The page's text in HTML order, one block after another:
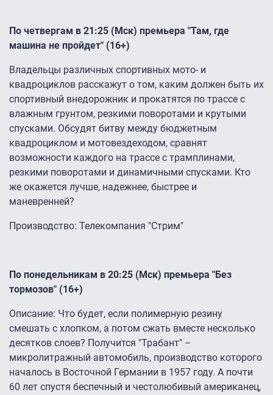
По четвергам в 21:25 (Мск) премьера "Там, где
машина не пройдет" (16+)
Владельцы различных спортивных мото- и
квадроциклов расскажут о том, каким должен быть их
спортивный внедорожник и прокатятся по трассе с
влажным грунтом, резкими поворотами и крутыми
спусками. Обсудят битву между бюджетным
квадроциклом и мотовездеходом, сравнят
возможности каждого на трассе с трамплинами,
резкими поворотами и динамичными спусками. Кто
же окажется лучше, надежнее, быстрее и
маневренней?
Производство: Телекомпания "Стрим"
По понедельникам в 20:25 (Мск) премьера "Без
тормозов" (16+)
Описание: Что будет, если полимерную резину
смешать с хлопком, а потом сжать вместе несколько
десятков слоев? Получится "Трабант" –
микролитражный автомобиль, производство которого
началось в Восточной Германии в 1957 году. А почти
60 лет спустя беспечный и честолюбивый американец,